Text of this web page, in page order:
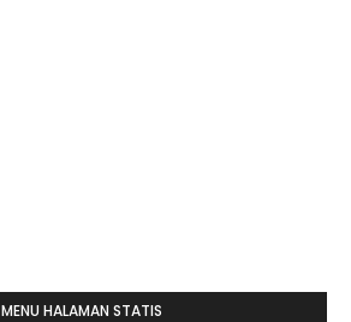
MENU HALAMAN STATIS